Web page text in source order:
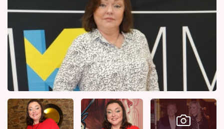
Sledujte prima+
Filmový festival Karlovy Vary
Pořady
Mámy sobě